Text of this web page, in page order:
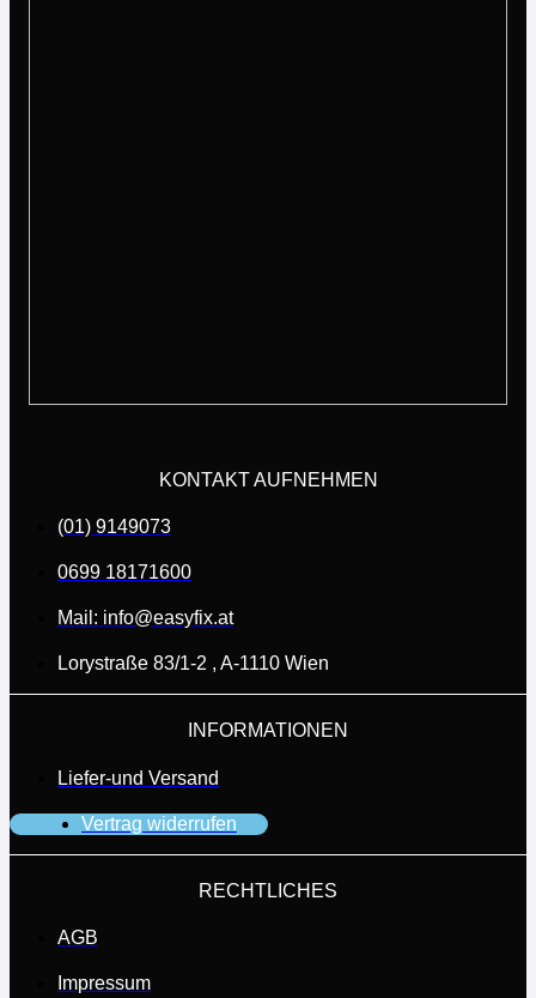
KONTAKT AUFNEHMEN
(01) 9149073
0699 18171600
Mail: info@easyfix.at
Lorystraße 83/1-2 , A-1110 Wien
INFORMATIONEN
Liefer-und Versand
Vertrag widerrufen
RECHTLICHES
AGB
Impressum